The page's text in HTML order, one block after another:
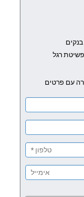
רגל
עם פרטים